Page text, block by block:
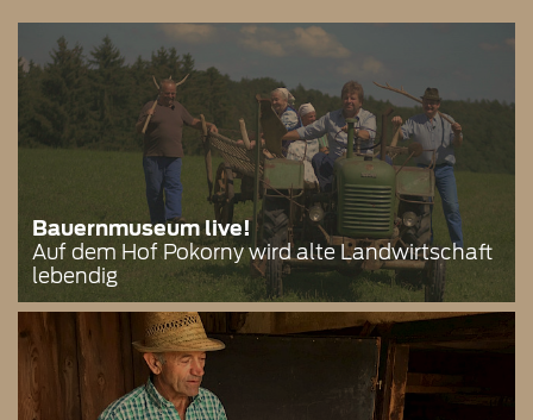
Bauernmuseum live!
Auf dem Hof Pokorny wird alte Landwirtschaft
lebendig